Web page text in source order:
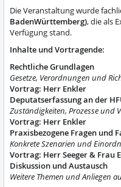
Die Veranstaltung wurde
BadenWürttemberg), die als
Verfügung stand.
Inhalte und Vortragende:
Rechtliche Grundlagen
Gesetze, Verordnungen und
Vortrag: Herr Enkler
Deputatserfassung an der
Zuständigkeiten, Prozesse und
Vortrag: Herr Enkler
Praxisbezogene Fragen und
Konkrete Szenarien und
Vortrag: Herr Seeger & Frau
Diskussion und Austausch
Weitere Themen und Anliegen